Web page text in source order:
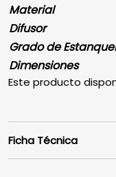
Material
Difusor
Grado de
Dimensiones
Este producto
Ficha Técnica